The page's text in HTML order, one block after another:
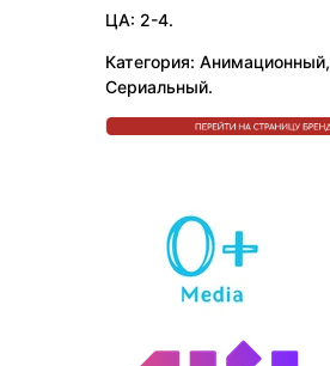
ЦА: 2-4.
Категория: Анимационный,
Сериальный.